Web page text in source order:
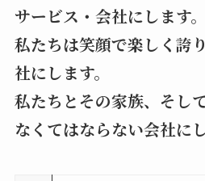
サービス・会社にします。
私たちは笑顔で楽しく誇
社にします。
私たちとその家族、そし
なくてはならない会社にし